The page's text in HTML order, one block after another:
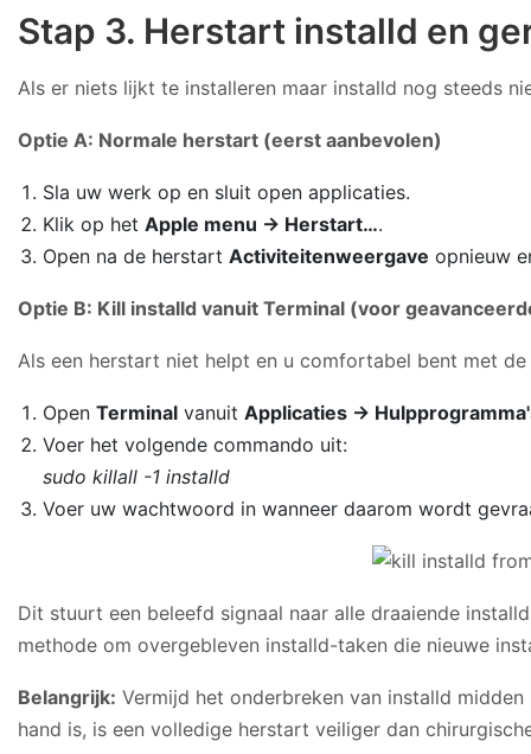
Stap 3. Herstart installd en
Als er niets lijkt te installeren maar installd nog steeds
Optie A: Normale herstart (eerst aanbevolen)
Sla uw werk op en sluit open applicaties.
Klik op hetApple menu → Herstart….
Open na de herstartActiviteitenweergave opnieuw
Optie B: Kill installd vanuit Terminal (voor
Als een herstart niet helpt en u comfortabel bent met de
OpenTerminal vanuitApplicaties →
Voer het volgende commando uit:
sudo killall -1 installd
Voer uw wachtwoord in wanneer daarom wordt
Dit stuurt een beleefd signaal naar alle draaiende
methode om overgebleven installd-taken die nieuwe
Belangrijk: Vermijd het onderbreken van installd
hand is, is een volledige herstart veiliger dan